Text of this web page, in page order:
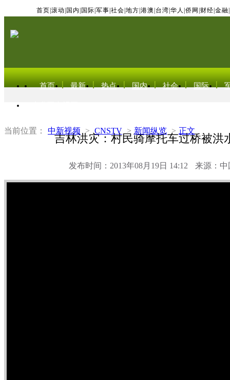
首页 滚动 国内 国际 军事 社会 地方 港澳 台湾 华人 侨网 财经 金融
首页 最新 热点 国内 社会 国际
当前位置： 中新视频 > CNSTV > 新闻纵览 > 正文
吉林洪灾：村民骑摩托车过桥被洪
发布时间：2013年08月19日 14:12 来源：中